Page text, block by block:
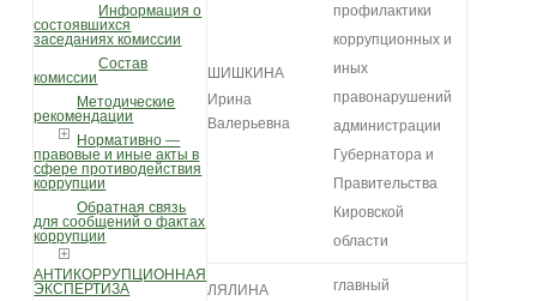
Информация о
состоявшихся
заседаниях комиссии
Состав
комиссии
Методические
рекомендации
Нормативно —
правовые и иные акты в
сфере противодействия
коррупции
Обратная связь
для сообщений о фактах
коррупции
АНТИКОРРУПЦИОННАЯ
ЭКСПЕРТИЗА
ШИШКИНА
Ирина
Валерьевна
профилактики
коррупционных и
иных
правонарушений
администрации
Губернатора и
Правительства
Кировской
области
ЛЯЛИНА
главный